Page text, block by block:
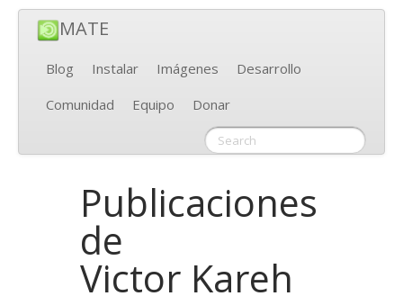
MATE
Blog Instalar Imágenes
Desarrollo
Comunidad
Equipo Donar
Publicaciones
de
Victor Kareh